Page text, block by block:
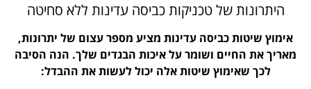
היתרונות של טכניקות כביסה עדינות ללא סחיטה
אימוץ שיטות כביסה עדינות מציע מספר עצום של יתרונות,
מאריך את החיים ושומר על איכות הבגדים שלך. הנה הסיבה
לכך שאימוץ שיטות אלה יכול לעשות את ההבדל: